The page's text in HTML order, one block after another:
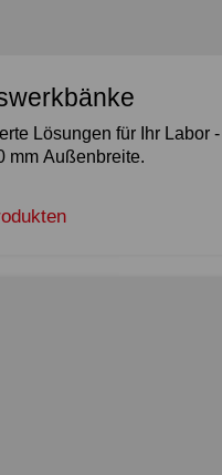
Lösungen für Ihr Labor
mm Außenbreite.